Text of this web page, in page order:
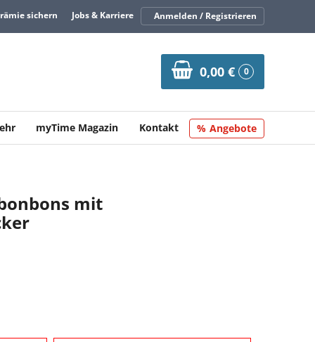
sichern Jobs & Karriere Anmelden / Registrieren
0,00 € 0
myTime Magazin Kontakt Angebote
mit